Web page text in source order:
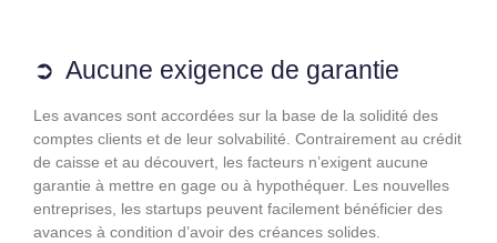
Aucune exigence de garantie
Les avances sont accordées sur la base de la solidité des
comptes clients et de leur solvabilité. Contrairement au crédit
de caisse et au découvert, les facteurs n’exigent aucune
garantie à mettre en gage ou à hypothéquer. Les nouvelles
entreprises, les startups peuvent facilement bénéficier des
avances à condition d’avoir des créances solides.